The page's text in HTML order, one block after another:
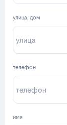
улица, дом
телефон
имя